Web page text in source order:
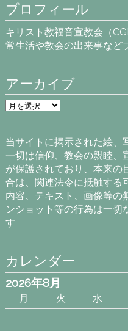
プロフィール
キリスト教福音宣教会（
常生活や教会の出来事など
アーカイブ
ア
ー
ブ
当サイトに掲示された絵、
一切は信仰、教会の親睦、
が保護されており、本来の
合は、関連法令に抵触する
内容、テキスト、画像等の
ンショット等の行為は一切
す
カレンダー
2026年8月
月 火 水